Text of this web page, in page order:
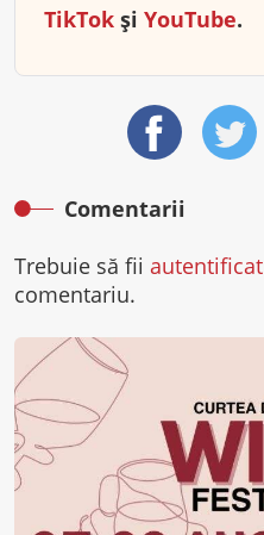
TikTok și YouTube.
Comentarii
Trebuie să fii autentificat
comentariu.